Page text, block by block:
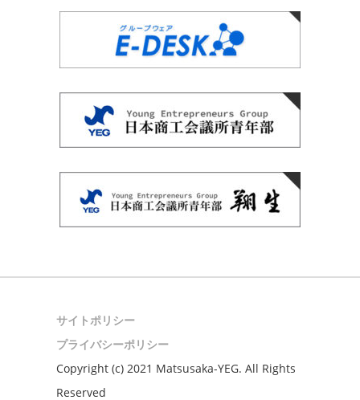
サイトポリシー
プライバシーポリシー
Copyright (c) 2021 Matsusaka-YEG. All Rights
Reserved